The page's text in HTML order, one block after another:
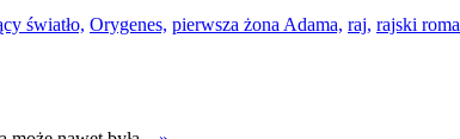
światło, Orygenes, pierwsza żona Adama, raj, rajski